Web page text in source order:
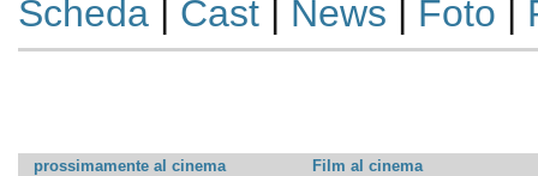
Scheda| Cast| News | Foto |
prossimamente al cinema
Film al cinema